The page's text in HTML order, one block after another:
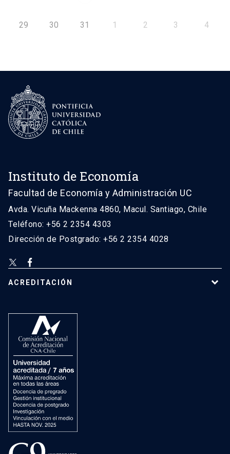
29 30 31 1 2 3 4
Instituto de Economía
Facultad de Economía y Administración UC
Avda. Vicuña Mackenna 4860, Macul. Santiago, Chile
Teléfono: +56 2 2354 4303
Dirección de Postgrado: +56 2 2354 4028
ACREDITACIÓN